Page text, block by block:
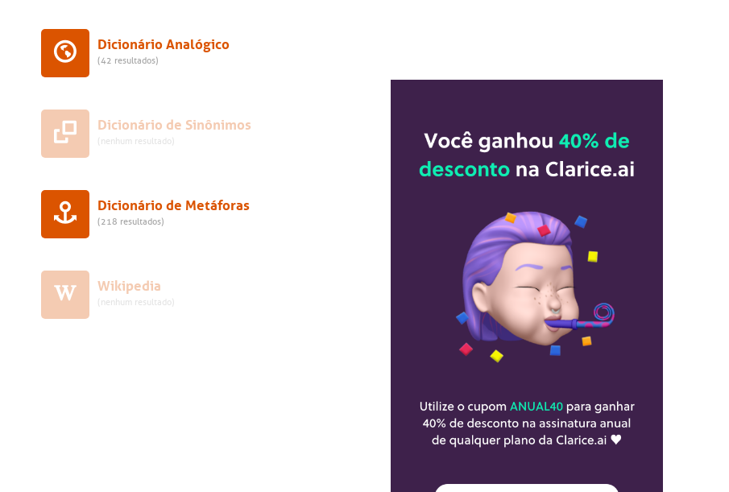
Dicionário Analógico
(42 resultados)
Dicionário de Sinônimos
(nenhum resultado)
Dicionário de Metáforas
(218 resultados)
Wikipedia
(nenhum resultado)